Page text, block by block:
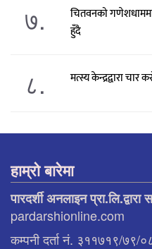
७.
चितवनको
हुँदै
८. मत्स्य केन्द्रद्वारा चार
हाम्रो बारेमा
पारदर्शी अनलाइन प्रा.लि.द्वारा
pardarshionline.com
कम्पनी दर्ता नं. ३११७१९/७९/